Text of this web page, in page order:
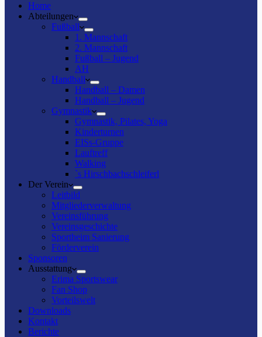
Home
Abteilungen
Fußball
1. Mannschaft
2. Mannschaft
Fußball – Jugend
AH
Handball
Handball – Damen
Handball – Jugend
Gymnastik
Gymnastik, Pilates, Yoga
Kinderturnen
EISs-Gruppe
Lauftreff
Walking
`s Hirschbachschleiferl
Der Verein
Leitbild
Mitgliederverwaltung
Vereinsführung
Vereinsgeschichte
Sportheim Sanierung
Förderverein
Sponsoren
Ausstattung
Erima Sportswear
Fan Shop
Vorteilswelt
Downloads
Kontakt
Berichte